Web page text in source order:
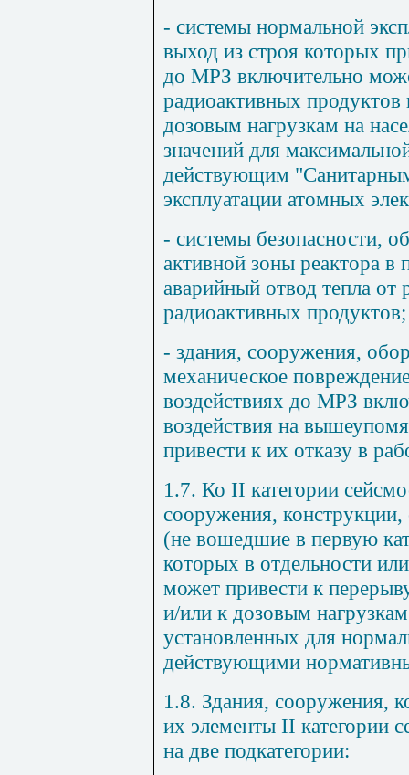
- системы нормальной
выход из строя которых
до МРЗ включительно
радиоактивных
дозовым нагрузкам на
значений для
действующим
эксплуатации атомных
- системы безопасности,
активной зоны реактора в
аварийный отвод тепла от
радиоактивных продуктов;
- здания, сооружения,
механическое
воздействиях до МРЗ
воздействия на
привести к их отказу в
1.7. Ко II категории
сооружения,
(не вошедшие в первую
которых в отдельности
может привести к
и/или к дозовым
установленных для
действующими
1.8. Здания, сооружения,
их элементы II категории
на две подкатегории: